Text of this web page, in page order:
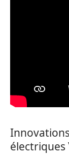
électriques